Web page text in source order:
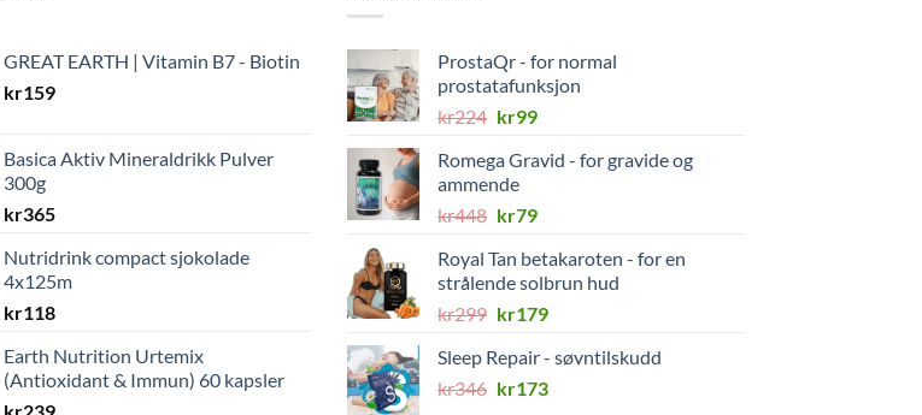
GREAT EARTH | Vitamin B7 - Biotin
kr159
Basica Aktiv Mineraldrikk Pulver
300g
kr365
Nutridrink compact sjokolade
4x125m
kr118
Earth Nutrition Urtemix
(Antioxidant & Immun) 60 kapsler
ProstaQr - for normal
prostatafunksjon
kr224 Opprinnelig
var:
kr224.
kr99Nåværende
er:
Romega Gravid - for gravide og
ammende
kr448 Opprinnelig
var:
kr448.
kr79Nåværende
er:
kr79.
Royal Tan betakaroten - for en
strålende solbrun hud
kr299 Opprinnelig
var:
kr299.
kr179Nåværende
er:
kr179.
Sleep Repair - søvntilskudd
kr346 Opprinnelig
kr173Nåværende